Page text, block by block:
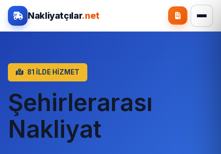
Nakliyatçılar.net
81 İLDE HİZMET
Şehirlerarası
Nakliyat